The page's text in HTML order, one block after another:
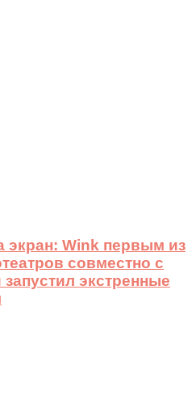
экран: Wink первым из
совместно с
экстренные